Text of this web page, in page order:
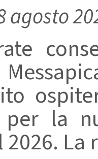
agosto
per la
2026. La